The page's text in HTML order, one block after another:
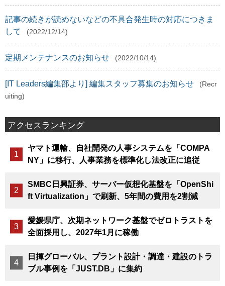
記事の続きが読めないなどの不具合発生時の対応につきま
して
(2022/12/14)
定期メンテナンスのお知らせ (2022/10/14)
[IT Leaders編集部より] 編集スタッフ募集のお知らせ
(Recr
uiting)
アクセスランキング
ヤマト運輸、自社開発の人事システムを「COMPA
NY」に移行、人事業務を標準化し法改正に追従
SMBC日興証券、サーバー仮想化基盤を「OpenShi
ft Virtualization」で刷新、5年間の費用を2割減
愛媛県庁、次期ネットワーク基盤でゼロトラストを
全面採用し、2027年1月に稼働
日揮グローバル、プラント設計・調達・建設のトラ
ブル事例を「JUST.DB」に集約